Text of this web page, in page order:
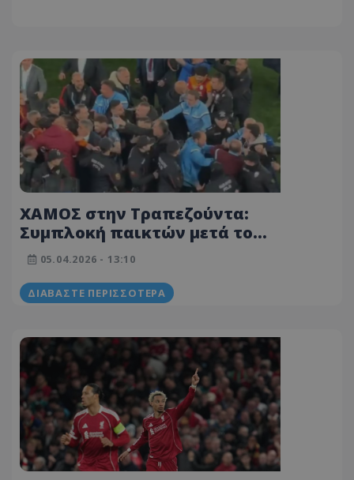
ΧΑΜΟΣ στην Τραπεζούντα:
Συμπλοκή παικτών μετά το
Τράμπζονσπορ-Γαλατάσαραϊ
(ΒΙΝΤΕΟ)
05.04.2026 - 13:10
ΔΙΑΒΆΣΤΕ ΠΕΡΙΣΣΌΤΕΡΑ